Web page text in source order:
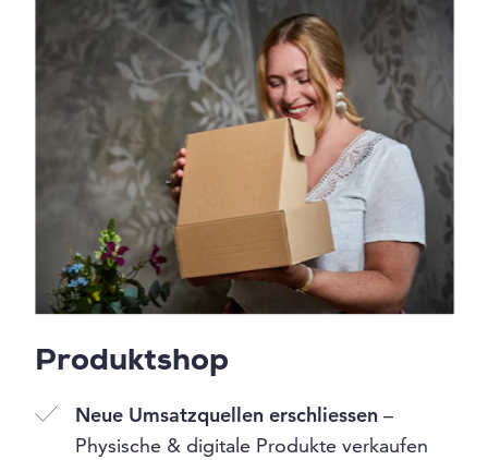
Produktshop
Neue Umsatzquellen erschliessen –
Physische & digitale Produkte verkaufen